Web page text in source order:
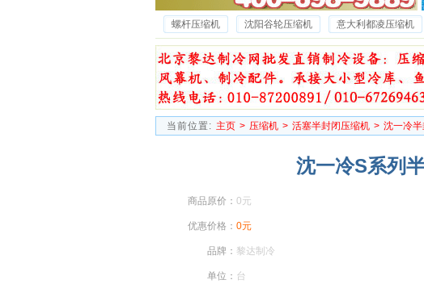
螺杆压缩机 沈阳谷轮压缩机 意大利都凌压缩机
沈一冷半封闭压缩机
德国谷轮压缩机 沃克压缩机
当前位置: 主页 > 压缩机 > 活塞半封闭压缩机 > 沈一冷
沈一冷S系列
商品原价： 0元
优惠价格： 0元
品牌： 黎达制冷
单位： 台